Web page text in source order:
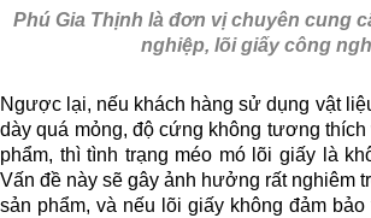
Phú Gia Thịnh là đơn vị chuyên cung
nghiệp, lõi giấy công
Ngược lại, nếu khách hàng sử dụng vật
dày quá mỏng, độ cứng không tương
phẩm, thì tình trạng méo mó lõi giấy là
Vấn đề này sẽ gây ảnh hưởng rất nghiêm
sản phẩm, và nếu lõi giấy không đảm